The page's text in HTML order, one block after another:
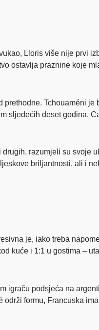
Lloris više nije prvi
ostavlja praznine koje
prethodne. Tchouaméni je
sljedećih deset godina.
razumjeli su svoje
briljantnosti, ali i
je, iako treba
kuće i 1:1 u gostima –
igraču podsjeća na
održi formu, Francuska